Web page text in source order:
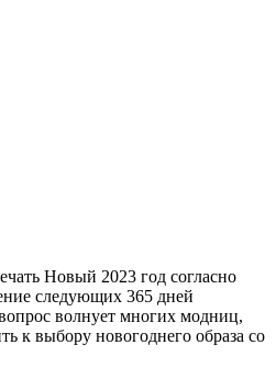
Новый 2023 год согласно
следующих 365 дней
волнует многих модниц,
к выбору новогоднего образа со